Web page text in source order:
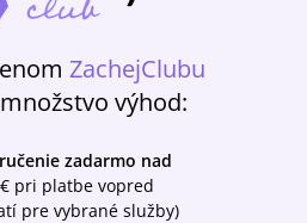
ZachejClubu
výhod:
zadarmo nad
pri platbe vopred
pre vybrané služby)